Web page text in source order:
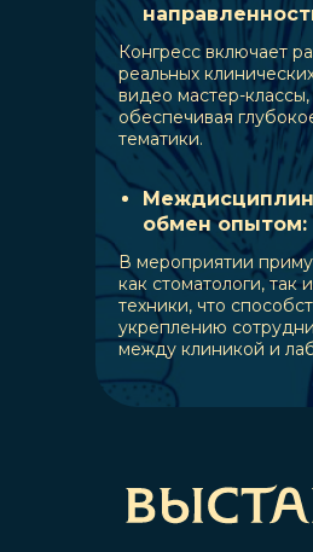
Конгресс включает
реальных
видео мастер-классы,
обеспечивая
тематики.
обмен опытом:
В мероприятии
как стоматологи, так
техники, что
укреплению
между клиникой и